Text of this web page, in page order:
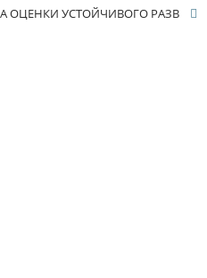
ИНСТРУМЕНТЫ МЕХАНИЗМА ОЦЕНКИ УСТОЙЧИВОГО РАЗВИТИЯ ПРОМЫШЛЕННЫХ ПРЕДПРИЯТИЙ